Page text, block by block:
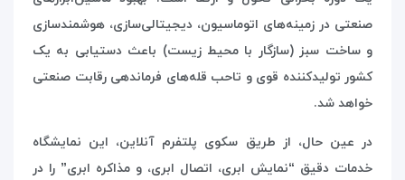
صنعتی در زمینه‌های اتوماسیون، دیجیتالی‌سازی، هوشمندسازی
و ساخت سبز (سازگار با محیط زیست) باعث دستیابی به یک
کشور تولیدکننده قوی و تاحب قله‌های فرماندهی رقابت صنعتی
خواهد شد.
در عین حال، از طریق سکوی پلتفرم آنلاین، این نمایشگاه
خدمات دقیق “نمایش ابری، اتصال ابری، و مذاکره ابری” را در